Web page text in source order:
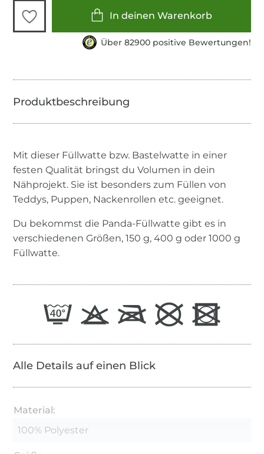
In deinen Warenkorb
Über 82900 positive Bewertungen!
Mit dieser Füllwatte bzw. Bastelwatte in einer
festen Qualität bringst du Volumen in dein
Nähprojekt. Sie ist besonders zum Füllen von
Teddys, Puppen, Nackenrollen etc. geeignet.
Du bekommst die Panda-Füllwatte gibt es in
verschiedenen Größen, 150 g, 400 g oder 1000 g
Füllwatte.
Alle Details auf einen Blick
Material:
100% Polyester